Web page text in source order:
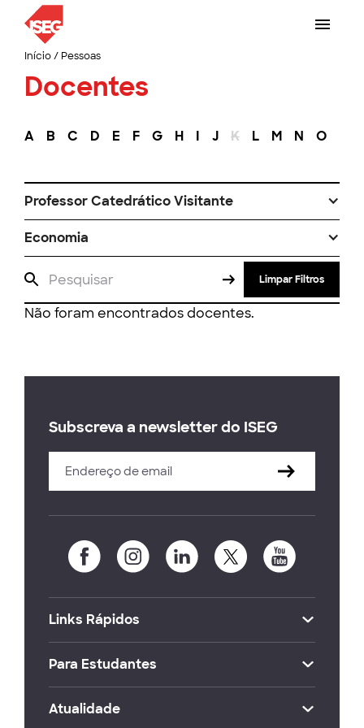
Início/ Pessoas
Docentes
A B C D E F G H I J K L M N O
Professor Catedrático Visitante
Economia
Limpar Filtros
Não foram encontrados docentes.
Subscreva a newsletter do ISEG
Links Rápidos
Para Estudantes
Atualidade